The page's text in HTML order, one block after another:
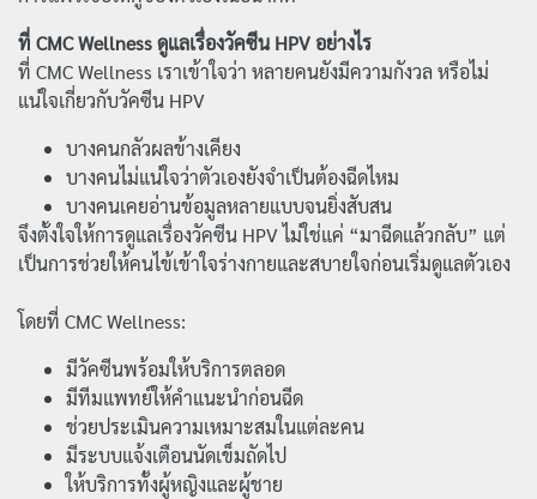
ที่ CMC Wellness ดูแลเรื่องวัคซีน HPV อย่างไร
ที่ CMC Wellness เราเข้าใจว่า หลายคนยังมีความกังวล หรือไม่
แน่ใจเกี่ยวกับวัคซีน HPV
บางคนกลัวผลข้างเคียง
บางคนไม่แน่ใจว่าตัวเองยังจำเป็นต้องฉีดไหม
บางคนเคยอ่านข้อมูลหลายแบบจนยิ่งสับสน
จึงตั้งใจให้การดูแลเรื่องวัคซีน HPV ไม่ใช่แค่ “มาฉีดแล้วกลับ” แต่
เป็นการช่วยให้คนไข้เข้าใจร่างกายและสบายใจก่อนเริ่มดูแลตัวเอง
โดยที่ CMC Wellness:
มีวัคซีนพร้อมให้บริการตลอด
มีทีมแพทย์ให้คำแนะนำก่อนฉีด
ช่วยประเมินความเหมาะสมในแต่ละคน
มีระบบแจ้งเตือนนัดเข็มถัดไป
ให้บริการทั้งผู้หญิงและผู้ชาย